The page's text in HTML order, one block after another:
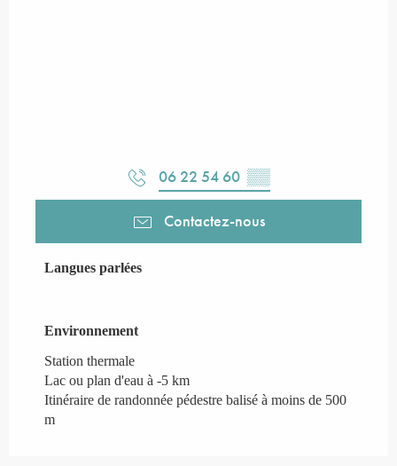
06 22 54 60 ▒▒
Contactez-nous
Langues parlées
Langues parlées
Environnement
Environnement
Station thermale
Lac ou plan d'eau à -5 km
Itinéraire de randonnée pédestre balisé à moins de 500
m